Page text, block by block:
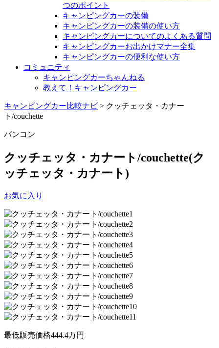
つのポイント
キャンピングカーの装備
キャンピングカーの装備の使い方
キャンピングカーについてのよくある質問
キャンピングカーお出かけマナー全集
キャンピングカーの便利な使い方
コミュニティ
キャンピングカーちゃんねる
教えて！キャンピングカー
キャンピングカー比較ナビ > クッチェッタ・カナー
ト/couchette
バンコン
クッチェッタ・カナート/couchette(ク
ッチェッタ・カナート)
お気に入り
最低販売価格444.4万円